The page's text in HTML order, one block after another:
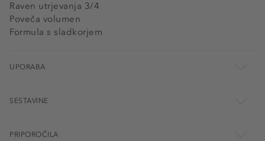
Raven utrjevanja 3/4
Poveča volumen
Formula s sladkorjem
UPORABA
SESTAVINE
PRIPOROČILA